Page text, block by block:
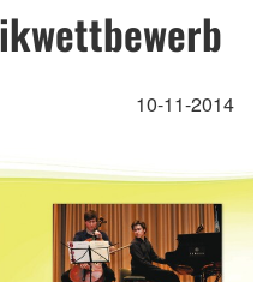
10-11-2014